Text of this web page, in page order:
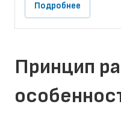
Подробнее
Принцип